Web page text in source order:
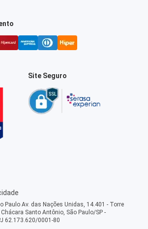
Site Seguro
Paulo Av. das Nações Unidas, 14.401 - Torre
Santo Antônio, São Paulo/SP -
62.173.620/0001-80